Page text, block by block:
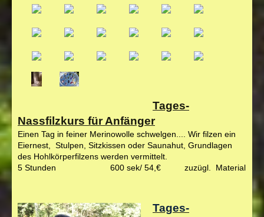
Tages-
Nassfilzkurs für Anfänger
Einen Tag in feiner Merinowolle schwelgen.... Wir filzen ein
Eiernest, Stulpen, Sitzkissen oder Saunahut, Grundlagen
des Hohlkörperfilzens werden vermittelt.
5 Stunden 600 sek/ 54,€ zuzügl. Material
Tages-